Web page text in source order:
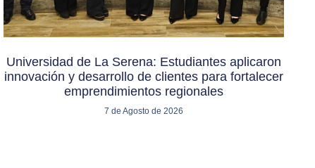
Universidad de La Serena: Estudiantes aplicaron
innovación y desarrollo de clientes para fortalecer
emprendimientos regionales
7 de Agosto de 2026